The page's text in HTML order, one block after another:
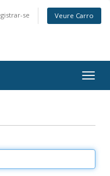
se Veure Carro